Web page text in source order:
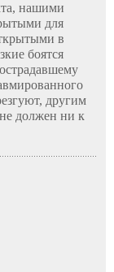
нашими
для
в
боятся
другим
должен ни к